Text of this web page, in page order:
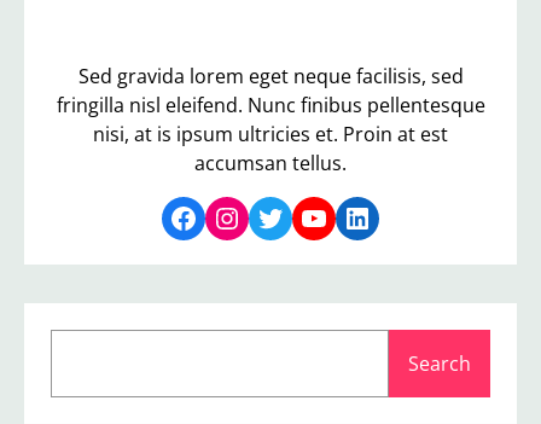
Sed gravida lorem eget neque facilisis, sed
fringilla nisl eleifend. Nunc finibus pellentesque
nisi, at is ipsum ultricies et. Proin at est
accumsan tellus.
Facebook Instagram Twitter YouTube LinkedIn
a
Search